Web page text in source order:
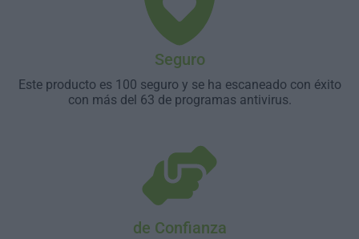
Seguro
Este producto es 100 seguro y se ha escaneado con éxito
con más del 63 de programas antivirus.
de Confianza